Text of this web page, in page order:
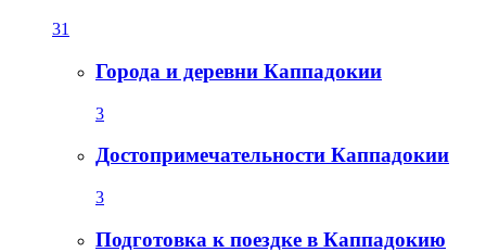
31
Города и деревни Каппадокии
3
Достопримечательности Каппадокии
3
Подготовка к поездке в Каппадокию